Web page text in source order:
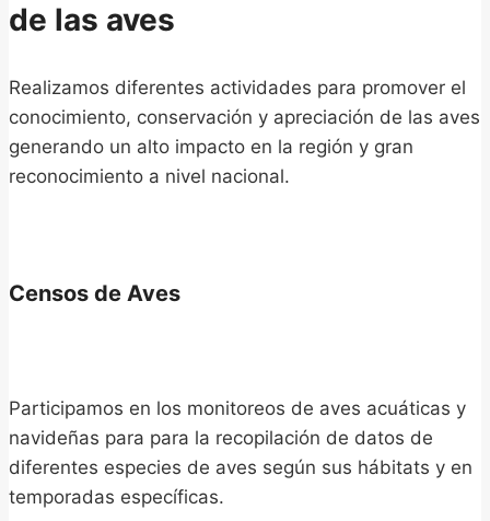
de las aves
Realizamos diferentes actividades para promover el
conocimiento, conservación y apreciación de las aves
generando un alto impacto en la región y gran
reconocimiento a nivel nacional.
Censos de Aves
Participamos en los monitoreos de aves acuáticas y
navideñas para para la recopilación de datos de
diferentes especies de aves según sus hábitats y en
temporadas específicas.